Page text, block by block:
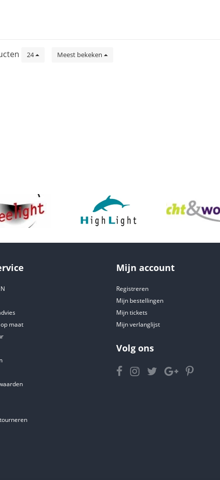
24 Meest bekeken
maat
Mijn account
Registreren
Mijn bestellingen
Mijn tickets
Mijn verlanglijst
Volg ons